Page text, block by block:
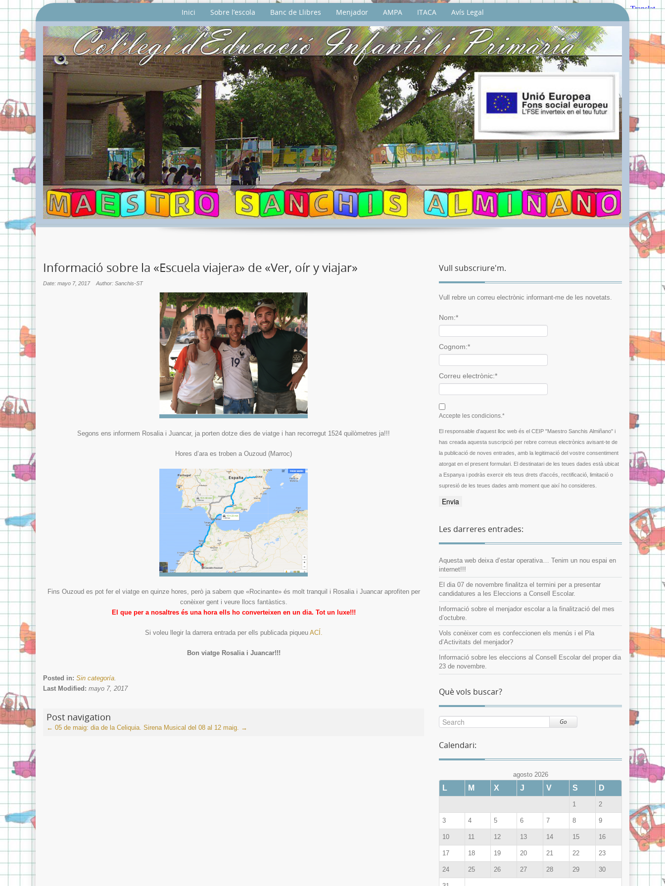
Inici Sobre l’escola Banc de Llibres Menjador AMPA ITACA Avís Legal
Informació sobre la «Escuela viajera» de «Ver, oír y viajar»
Date: mayo 7, 2017 Author: Sanchis-ST
Segons ens informem Rosalia i Juancar, ja porten dotze dies de viatge i han recorregut 1524 quilòmetres ja!!!
Hores d’ara es troben a Ouzoud (Marroc)
Fins Ouzoud es pot fer el viatge en quinze hores, però ja sabem que «Rocinante» és molt tranquil i Rosalia i Juancar aprofiten per
conèixer gent i veure llocs fantàstics.
El que per a nosaltres és una hora ells ho converteixen en un dia. Tot un luxe!!!
Si voleu llegir la darrera entrada per ells publicada piqueu ACÍ.
Bon viatge Rosalia i Juancar!!!
Posted in: Sin categoría.
Last Modified: mayo 7, 2017
Post navigation
← 05 de maig: dia de la Celiquia. Sirena Musical del 08 al 12 maig. →
Vull subscriure'm.
Vull rebre un correu electrònic informant-me de les novetats.
Nom:*
Cognom:*
I agree terms and conditions.*
Correu electrònic:*
Accepte les condicions.*
El responsable d'aquest lloc web és el CEIP "Maestro Sanchis Almiñano" i
has creada aquesta suscripció per rebre correus electrònics avisant-te de
la publicació de noves entrades, amb la legitimació del vostre consentiment
atorgat en el present formulari. El destinatari de les teues dades està ubicat
a Espanya i podràs exercir els teus drets d'accés, rectificació, limitació o
supresió de les teues dades amb moment que així ho consideres.
Les darreres entrades:
Aquesta web deixa d’estar operativa… Tenim un nou espai en
internet!!!
El dia 07 de novembre finalitza el termini per a presentar
candidatures a les Eleccions a Consell Escolar.
Informació sobre el menjador escolar a la finalització del mes
d’octubre.
Vols conèixer com es confeccionen els menús i el Pla
d’Activitats del menjador?
Informació sobre les eleccions al Consell Escolar del proper dia
23 de novembre.
Què vols buscar?
Go
Calendari:
agosto 2026
L M X J V S D
1 2
3 4 5 6 7 8 9
10 11 12 13 14 15 16
17 18 19 20 21 22 23
24 25 26 27 28 29 30